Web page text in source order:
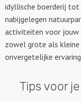
idyllische boerderij
nabijgelegen
activiteiten voor jouw
zowel grote als kleine
onvergetelijke
Tips voor